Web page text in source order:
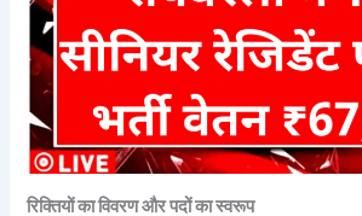
रिक्तियों का विवरण और पदों का स्वरूप